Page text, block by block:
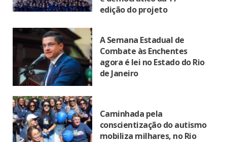
edição do projeto
A Semana Estadual de
Combate às Enchentes
agora é lei no Estado do Rio
de Janeiro
Caminhada pela
conscientização do autismo
mobiliza milhares, no Rio